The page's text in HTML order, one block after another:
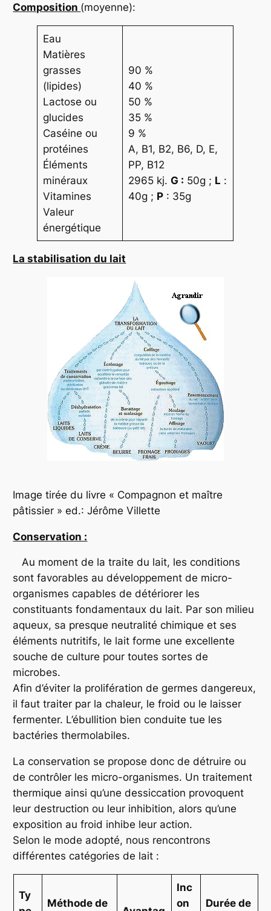
Composition (moyenne):
Eau
Matières
grasses
(lipides)
Lactose ou
glucides
Caséine ou
protéines
Éléments
minéraux
Vitamines
Valeur
énergétique
90 %
40 %
50 %
35 %
9 %
A, B1, B2, B6, D, E,
PP, B12
2965 kj. G : 50g ; L :
40g ; P: 35g
La stabilisation du lait
Image tirée du livre « Compagnon et maître
pâtissier » ed.: Jérôme Villette
Conservation :
Au moment de la traite du lait, les conditions
sont favorables au développement de micro-
organismes capables de détériorer les
constituants fondamentaux du lait. Par son milieu
aqueux, sa presque neutralité chimique et ses
éléments nutritifs, le lait forme une excellente
souche de culture pour toutes sortes de
microbes.
Afin d’éviter la prolifération de germes dangereux,
il faut traiter par la chaleur, le froid ou le laisser
fermenter. L’ébullition bien conduite tue les
bactéries thermolabiles.
La conservation se propose donc de détruire ou
de contrôler les micro-organismes. Un traitement
thermique ainsi qu’une dessiccation provoquent
leur destruction ou leur inhibition, alors qu’une
exposition au froid inhibe leur action.
Selon le mode adopté, nous rencontrons
différentes catégories de lait :
Ty
Méthode de
Inc
on
Durée de